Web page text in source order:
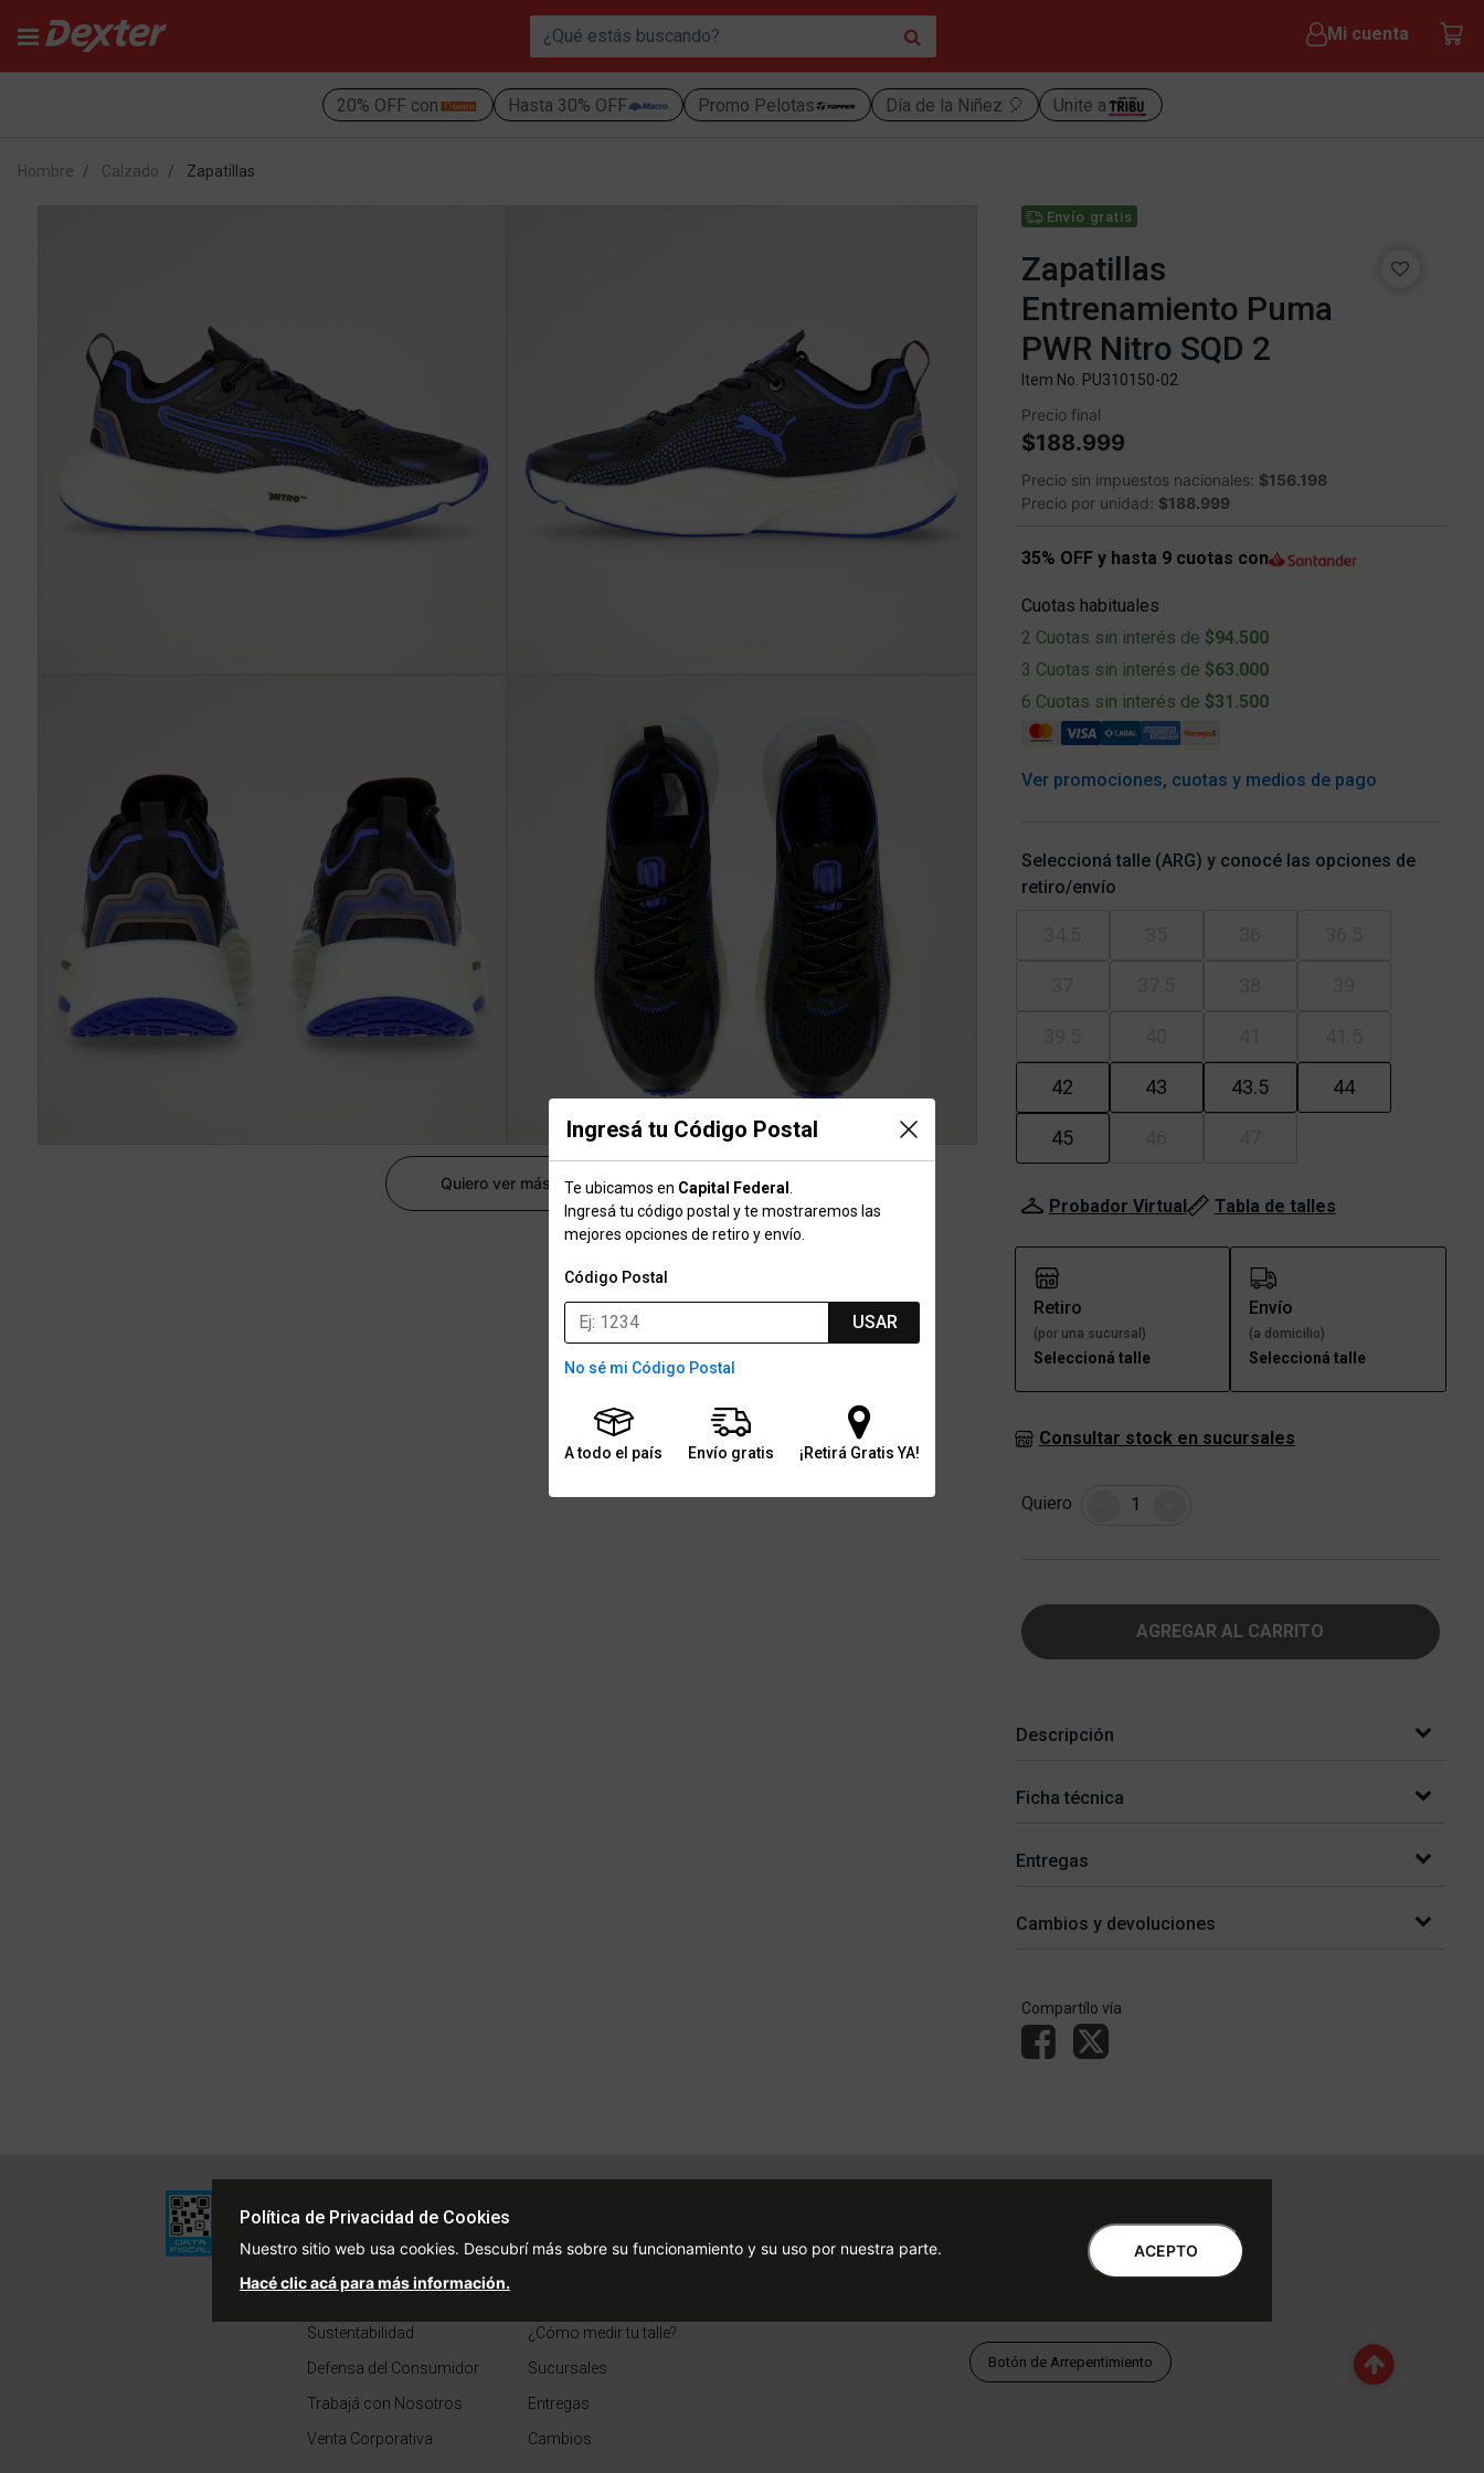
Mi cuenta
20% OFF con Hasta 30% OFF Promo Pelotas Día de la Niñez 🎈 Unite a
Ingresá tu Código Postal
Te ubicamos en Capital Federal
Ingresá tu código postal y te mostraremos las
mejores opciones de retiro y envío.
Código Postal
USAR
No sé mi Código Postal
A todo el país Envío gratis ¡Retirá Gratis YA!
Hombre Calzado Zapatillas
Quiero ver más
Envío gratis
Zapatillas
Entrenamiento Puma
PWR Nitro SQD 2
Item No. PU310150-02
Precio final
$188.999
Precio sin impuestos nacionales: $156.198
Precio por unidad: $188.999
35% OFF y hasta 9 cuotas con
Cuotas habituales
2 Cuotas sin interés de $94.500
3 Cuotas sin interés de $63.000
6 Cuotas sin interés de $31.500
Ver promociones, cuotas y medios de pago
Seleccioná talle (ARG) y conocé las opciones de
retiro/envío
42 43 43.5 44
45
Probador Virtual Tabla de talles
Retiro
(por una sucursal)
Seleccioná talle
Envío
(a domicilio)
Seleccioná talle
Consultar stock en sucursales
Quiero Cantidad
AGREGAR AL CARRITO
Descripción
Ficha técnica
Entregas
Cambios y devoluciones
Compartílo vía
Quiénes Somos
Términos y Condiciones
Sustentabilidad
Defensa del Consumidor
Trabajá con Nosotros
Venta Corporativa
¿Cómo medir tu talle?
Sucursales
Entregas
Cambios
Instagram
Libro de quejas Online
WhatsApp | Lu a Vi 9 a 20 | Sa 9 a 17
Botón de Arrepentimiento
Política de Privacidad de Cookies
Nuestro sitio web usa cookies. Descubrí más sobre su funcionamiento y su uso por nuestra parte.
Hacé clic acá para más información.
ACEPTO